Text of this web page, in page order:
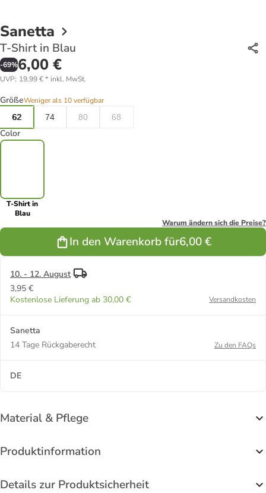
Sanetta
T-Shirt in Blau
-69%6,00 €
UVP: 19,99 €* inkl. MwSt.
GrößeWeniger als 10 verfügbar
62
74 80 68
Color
T-Shirt in
Blau
Warum ändern sich die Preise?
In den Warenkorb für6,00 €
10. - 12. August
3,95 €
Kostenlose Lieferung ab 30,00 €
Versandkosten
Sanetta
14 Tage Rückgaberecht
Zu den FAQs
DE
Material & Pflege
Produktinformation
Details zur Produktsicherheit